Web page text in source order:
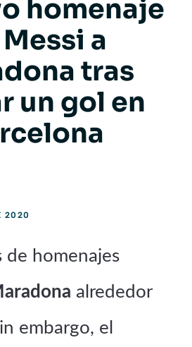
homenaje
a
tras
un gol en
2020
de homenajes
alrededor
embargo, el